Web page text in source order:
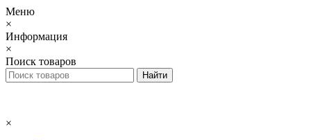
Меню
×
Информация
×
Поиск товаров
×